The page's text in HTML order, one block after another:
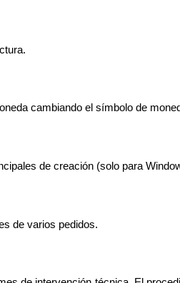
cambiando el símbolo de
de creación (solo para
de varios pedidos.